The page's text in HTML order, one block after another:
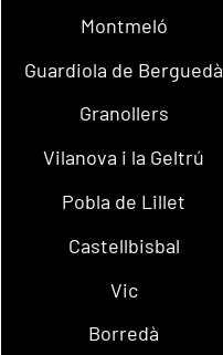
Montmeló
Guardiola de Berguedà
Granollers
Vilanova i la Geltrú
Pobla de Lillet
Castellbisbal
Vic
Borredà